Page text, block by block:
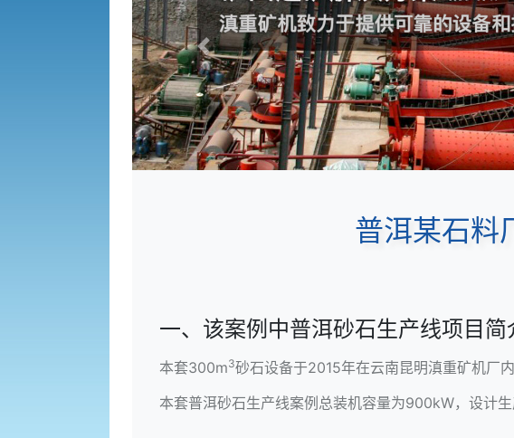
上一张
普洱某石
一、该案例中普洱砂石生产线项目简
本套300m3砂石设备于2015年在云南昆明滇重矿机厂
本套普洱砂石生产线案例总装机容量为900kW，设计